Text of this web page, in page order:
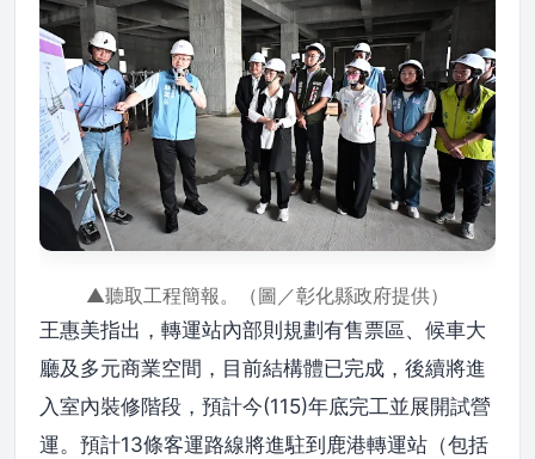
▲聽取工程簡報。（圖／彰化縣政府提供）
王惠美指出，轉運站內部則規劃有售票區、候車大
廳及多元商業空間，目前結構體已完成，後續將進
入室內裝修階段，預計今(115)年底完工並展開試營
運。預計13條客運路線將進駐到鹿港轉運站（包括